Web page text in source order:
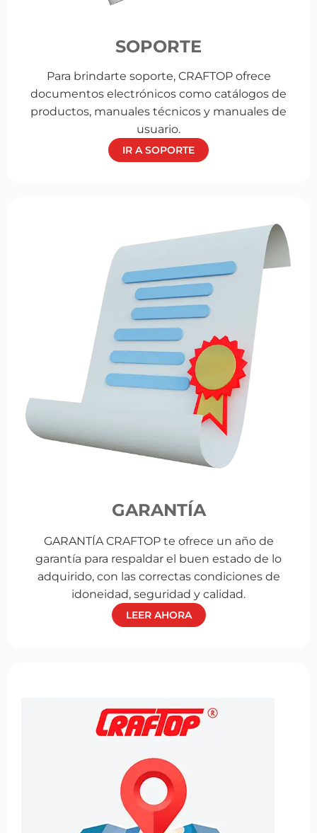
SOPORTE
Para brindarte soporte, CRAFTOP ofrece
documentos electrónicos como catálogos de
productos, manuales técnicos y manuales de
usuario.
IR A SOPORTE
GARANTÍA
GARANTÍA CRAFTOP te ofrece un año de
garantía para respaldar el buen estado de lo
adquirido, con las correctas condiciones de
idoneidad, seguridad y calidad.
LEER AHORA